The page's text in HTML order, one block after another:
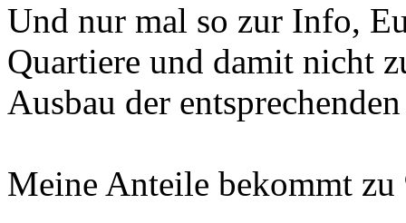
Und nur mal so zur Info,
Quartiere und damit nicht
Ausbau der
Meine Anteile bekommt